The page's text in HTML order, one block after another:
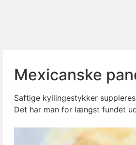
Mexicanske
Saftige kyllingestykker
Det har man for længst fundet